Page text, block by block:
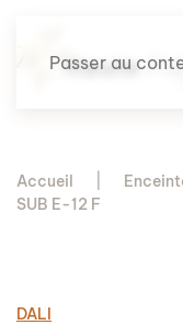
Passer au
Accueil
SUB E-12 F
DALI